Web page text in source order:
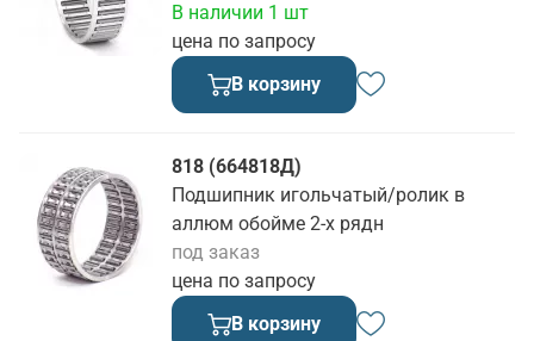
цена по запросу
В наличии 1 шт
В корзину
818 (664818Д)
Подшипник игольчатый/ролик в
аллюм обойме 2-х рядн
цена по запросу
под заказ
В корзину